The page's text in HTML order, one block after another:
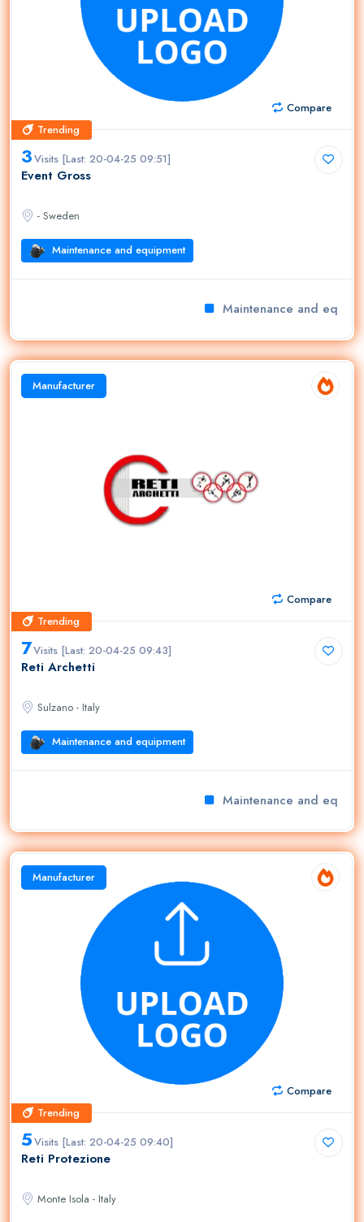
Compare
Trending
Trending
3Visits [Last: 20-04-25 09:51]
Event Gross
- Sweden
Maintenance and equipment
Maintenance and
Manufacturer
Compare
Trending
Trending
7Visits [Last: 20-04-25 09:43]
Reti Archetti
Sulzano - Italy
Maintenance and equipment
Maintenance and
Manufacturer
Compare
Trending
Trending
5Visits [Last: 20-04-25 09:40]
Reti Protezione
Monte Isola - Italy